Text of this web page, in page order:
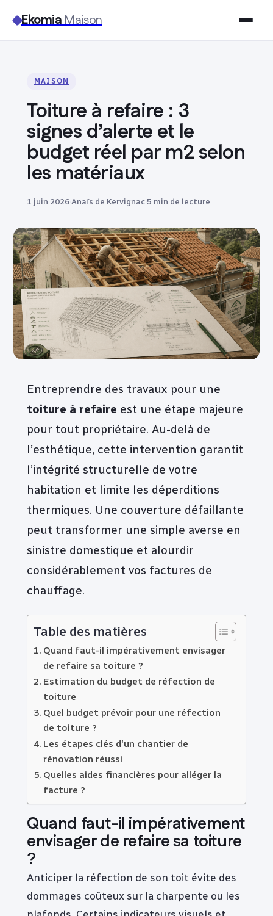
EkomiaMaison
Jardinage
Immobilier
MAISON
Toiture à refaire : 3
signes d’alerte et le
budget réel par m2 selon
les matériaux
1 juin 2026Anaïs de Kervignac5 min de lecture
Entreprendre des travaux pour une
toiture à refaire est une étape majeure
pour tout propriétaire. Au-delà de
l’esthétique, cette intervention garantit
l’intégrité structurelle de votre
habitation et limite les déperditions
thermiques. Une couverture défaillante
peut transformer une simple averse en
sinistre domestique et alourdir
considérablement vos factures de
chauffage.
Table des matières
Quand faut-il impérativement envisager
de refaire sa toiture ?
Estimation du budget de réfection de
toiture
Quel budget prévoir pour une réfection
de toiture ?
Les étapes clés d'un chantier de
rénovation réussi
Quelles aides financières pour alléger la
facture ?
Quand faut-il impérativement
envisager de refaire sa toiture
?
Anticiper la réfection de son toit évite des
dommages coûteux sur la charpente ou les